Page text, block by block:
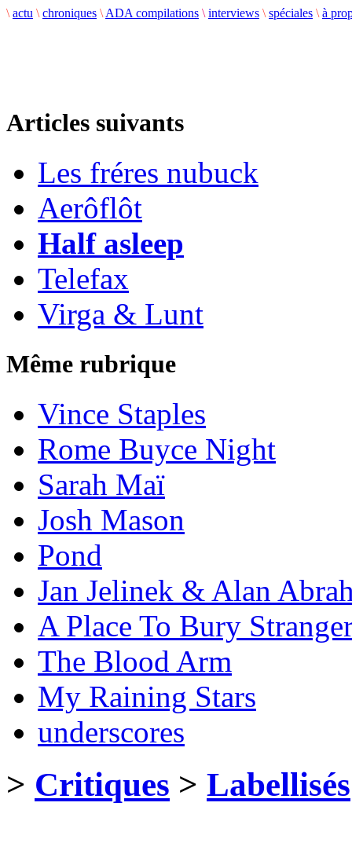
\ actu \ chroniques \ ADA compilations \ interviews \ spéciales \ à
Articles suivants
Les fréres nubuck
Aerôflôt
Half asleep
Telefax
Virga & Lunt
Même rubrique
Vince Staples
Rome Buyce Night
Sarah Maï
Josh Mason
Pond
Jan Jelinek & Alan
A Place To Bury
The Blood Arm
My Raining Stars
underscores
> Critiques > Labellisés